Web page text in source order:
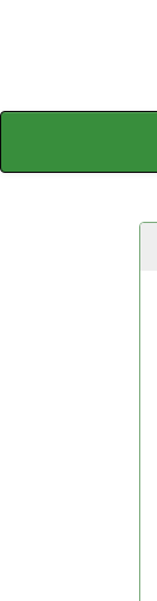
Skip